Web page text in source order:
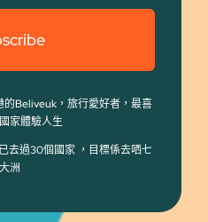
Beliveuk，旅行愛好者，最喜
家體驗人生
去過30個國家 ，目標係去哂七
大洲